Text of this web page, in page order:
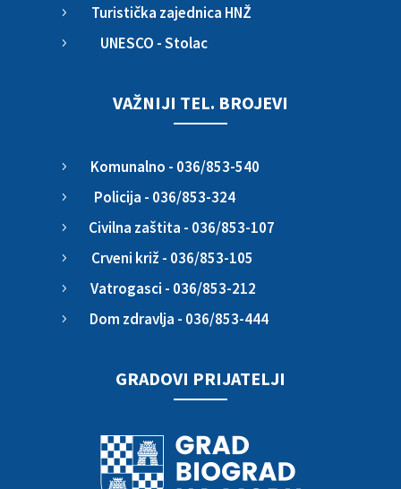
5 Turistička zajednica HNŽ
5 UNESCO - Stolac
VAŽNIJI TEL. BROJEVI
5 Komunalno - 036/853-540
5 Policija - 036/853-324
5 Civilna zaštita - 036/853-107
5 Crveni križ - 036/853-105
5 Vatrogasci - 036/853-212
5 Dom zdravlja - 036/853-444
GRADOVI PRIJATELJI